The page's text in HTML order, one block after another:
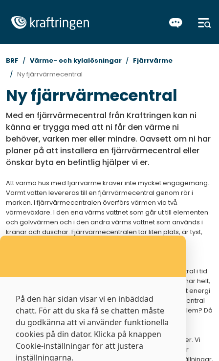
BRF Värme- och kylalösningar
Fjärrvärme
Ny fjärrvärmecentral
Ny fjärrvärmecentral
Med en fjärrvärmecentral från Kraftringen kan ni
känna er trygga med att ni får den värme ni
behöver, varken mer eller mindre. Oavsett om ni har
planer på att installera en fjärrvärmecentral eller
önskar byta en befintlig hjälper vi er.
Att värma hus med fjärrvärme kräver inte mycket engagemang.
Varmt vatten levereras till en fjärrvärmecentral genom rör i
marken. I fjärrvärmecentralen överförs värmen via två̊
värmeväxlare. I den ena värms vattnet som går ut till elementen
och golvvärmen och i den andra värms vattnet som används i
kranar och duschar. Fjärrvärmecentralen tar liten plats, är tyst,
Det finns många fördelar med att byta sin fjärrvärmecentral i tid.
Dels handlar om att minimera risken för att pumpen stannar helt,
dels är nya centraler mer effektiva. Det kan finnas mycket energi
att spara genom att byta anläggning. Har er fjärrvärmecentral
några år på nacken? Eller har ni börjat upplever ljudproblem? Då
kan det vara läge att investera i en ny fjärrvärmecentral.
På Kraftringen erbjuder vi certifierade fjärrvärmecentraler. Vi
hjälper er även med att ställa in anläggningen så att ni får
På den här sidan visar vi en inbäddad
chatt. För att du ska få se chatten måste
du godkänna att vi använder funktionella
cookies på din dator. Klicka på knappen
Cookie-inställningar för att justera
inställningarna.